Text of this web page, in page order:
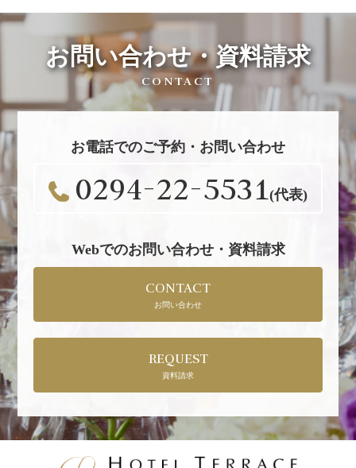
お問い合わせ・資料請求
CONTACT
お電話でのご予約・お問い合わせ
0294-22-5531(代表)
Webでのお問い合わせ・資料請求
CONTACT
お問い合わせ
REQUEST
資料請求